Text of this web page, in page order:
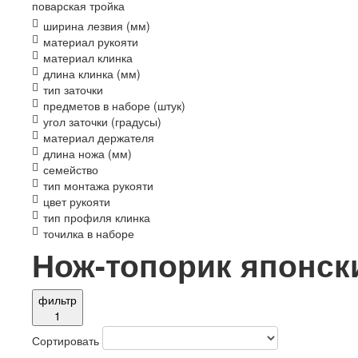
поварская тройка
ширина лезвия (мм)
материал рукояти
материал клинка
длина клинка (мм)
тип заточки
предметов в наборе (штук)
угол заточки (градусы)
материал держателя
длина ножа (мм)
семейство
тип монтажа рукояти
цвет рукояти
тип профиля клинка
точилка в наборе
Нож-топорик
фильтр
1
Сортировать